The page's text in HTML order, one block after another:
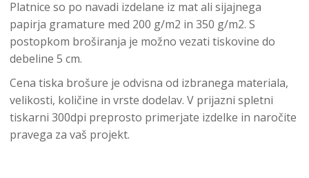
Platnice so po navadi izdelane iz mat ali sijajnega
papirja gramature med 200 g/m2 in 350 g/m2. S
postopkom broširanja je možno vezati tiskovine do
debeline 5 cm.
Cena tiska brošure je odvisna od izbranega materiala,
velikosti, količine in vrste dodelav. V prijazni spletni
tiskarni 300dpi preprosto primerjate izdelke in naročite
pravega za vaš projekt.